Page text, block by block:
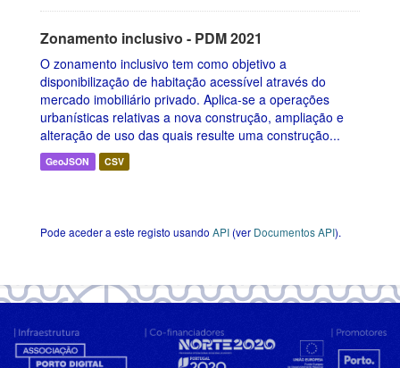
Zonamento inclusivo - PDM 2021
O zonamento inclusivo tem como objetivo a
disponibilização de habitação acessível através do
mercado imobiliário privado. Aplica-se a operações
urbanísticas relativas a nova construção, ampliação e
alteração de uso das quais resulte uma construção...
GeoJSON CSV
Pode aceder a este registo usando API(ver Documentos API).